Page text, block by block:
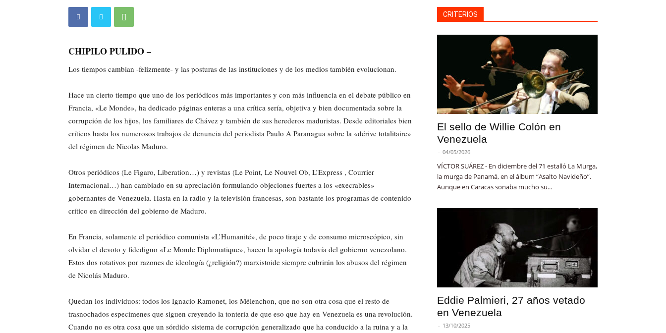
CHIPILO PULIDO –
Los tiempos cambian -felizmente- y las posturas de las instituciones y de los medios también evolucionan.
Hace un cierto tiempo que uno de los periódicos más importantes y con más influencia en el debate público en
Francia, «Le Monde», ha dedicado páginas enteras a una crítica sería, objetiva y bien documentada sobre la
corrupción de los hijos, los familiares de Chávez y también de sus herederos maduristas. Desde editoriales bien
críticos hasta los numerosos trabajos de denuncia del periodista Paulo A Paranagua sobre la «dérive totalitaire»
del régimen de Nicolas Maduro.
Otros periódicos (Le Figaro, Liberation…) y revistas (Le Point, Le Nouvel Ob, L’Express , Courrier
Internacional…) han cambiado en su apreciación formulando objeciones fuertes a los «execrables»
gobernantes de Venezuela. Hasta en la radio y la televisión francesas, son bastante los programas de contenido
crítico en dirección del gobierno de Maduro.
En Francia, solamente el periódico comunista «L’Humanité», de poco tiraje y de consumo microscópico, sin
olvidar el devoto y fidedigno «Le Monde Diplomatique», hacen la apología todavía del gobierno venezolano.
Estos dos rotativos por razones de ideología (¿religión?) marxistoide siempre cubrirán los abusos del régimen
de Nicolás Maduro.
Quedan los individuos: todos los Ignacio Ramonet, los Mélenchon, que no son otra cosa que el resto de
trasnochados especímenes que siguen creyendo la tontería de que eso que hay en Venezuela es una revolución.
Cuando no es otra cosa que un sórdido sistema de corrupción generalizado que ha conducido a la ruina y a la
CRITERIOS
El sello de Willie Colón en
Venezuela
- 04/05/2026
VÍCTOR SUÁREZ - En diciembre del 71 estalló La Murga,
la murga de Panamá, en el álbum “Asalto Navideño”.
Aunque en Caracas sonaba mucho su...
Eddie Palmieri, 27 años vetado
en Venezuela
- 13/10/2025